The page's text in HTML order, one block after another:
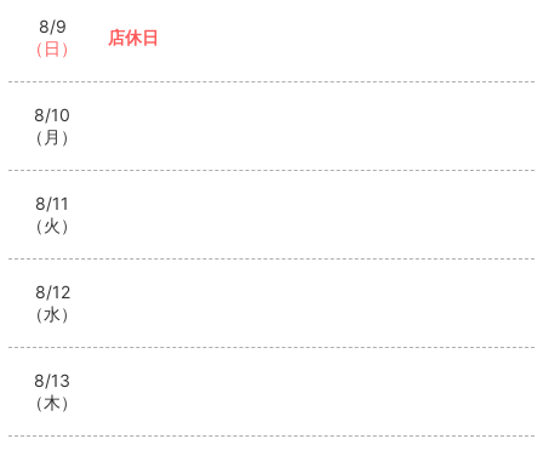
8/9
（日）
店休日
8/10
（月）
8/11
（火）
8/12
（水）
8/13
（木）